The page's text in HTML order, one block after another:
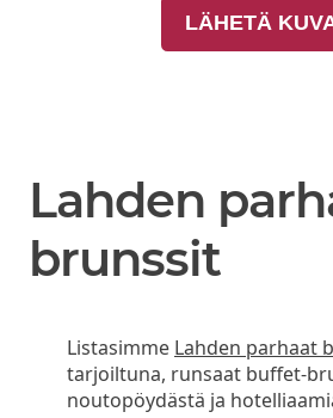
LÄHETÄ
Lahden
brunssit
Listasimme Lahden parhaat
tarjoiltuna, runsaat buffet-
noutopöydästä ja